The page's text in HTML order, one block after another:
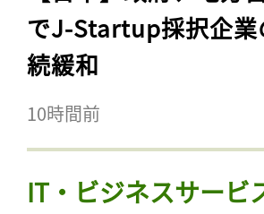
でJ-Startup採択企業
続緩和
10時間前
IT・ビジネスサービ